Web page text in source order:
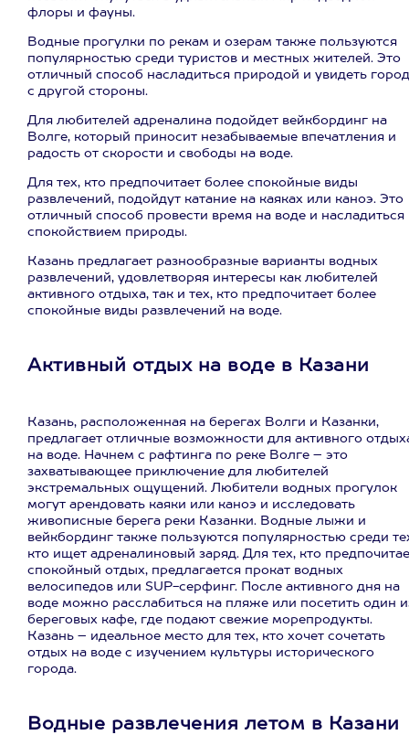
флоры и фауны.
Водные прогулки по рекам и озерам также пользуются
популярностью среди туристов и местных жителей. Это
отличный способ насладиться природой и увидеть город
с другой стороны.
Для любителей адреналина подойдет вейкбординг на
Волге, который приносит незабываемые впечатления и
радость от скорости и свободы на воде.
Для тех, кто предпочитает более спокойные виды
развлечений, подойдут катание на каяках или каноэ. Это
отличный способ провести время на воде и насладиться
спокойствием природы.
Казань предлагает разнообразные варианты водных
развлечений, удовлетворяя интересы как любителей
активного отдыха, так и тех, кто предпочитает более
спокойные виды развлечений на воде.
Активный отдых на воде в Казани
Казань, расположенная на берегах Волги и Казанки,
предлагает отличные возможности для активного
на воде. Начнем с рафтинга по реке Волге – это
захватывающее приключение для любителей
экстремальных ощущений. Любители водных прогулок
могут арендовать каяки или каноэ и исследовать
живописные берега реки Казанки. Водные лыжи и
вейкбординг также пользуются популярностью среди
кто ищет адреналиновый заряд. Для тех, кто
спокойный отдых, предлагается прокат водных
велосипедов или SUP-серфинг. После активного дня на
воде можно расслабиться на пляже или посетить один
береговых кафе, где подают свежие морепродукты.
Казань – идеальное место для тех, кто хочет сочетать
отдых на воде с изучением культуры исторического
города.
Водные развлечения летом в Казани